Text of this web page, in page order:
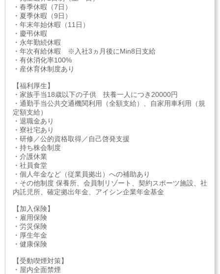
・春季休暇（7日）
・夏季休暇（9日）
・年末年始休暇（11日）
・慶弔休暇
・永年勤続休暇
・年次有給休暇 ※入社3ヵ月後にMin8日支給
・有休消化率100%
・産休育休制度あり
【福利厚生】
・家族手当18歳以下の子供 扶養一人につき20000円
・通勤手当公共交通機関利用（全額支給）、自家用車利用（規
定額支給）
・退職金あり
・寮社宅あり
・研修／公的資格取得／自己啓発支援
・持ち株会制度
・介護休業
・社員食堂
・個人年金など（従業員拠出）への補助あり
・その他制度 保養所、会員制リゾート、契約スポーツ施設、社
内託児所、確定拠出年金、アイシン企業年金基金
【加入保険】
・雇用保険
・労災保険
・厚生年金
・健康保険
【受動喫煙対策】
・屋内全面禁煙